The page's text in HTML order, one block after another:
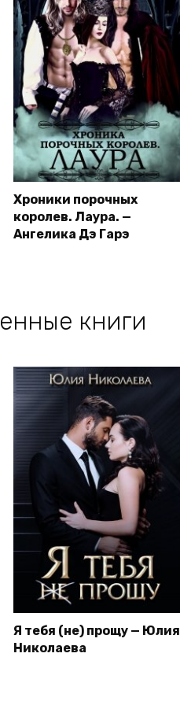
Хроники порочных
королев. Лаура. —
Ангелика Дэ Гарэ
книги
Я тебя (не) прощу — Юлия
Николаева